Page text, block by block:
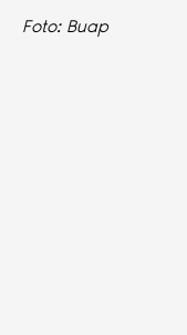
Foto: Buap